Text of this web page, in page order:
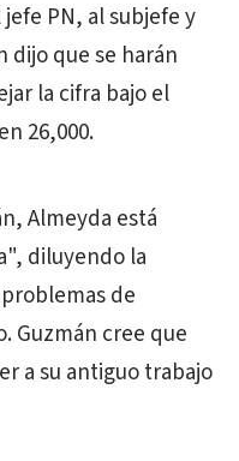
PN, al subjefe y
dijo que se harán
la cifra bajo el
26,000.
Almeyda está
diluyendo la
de
Guzmán cree que
a su antiguo trabajo